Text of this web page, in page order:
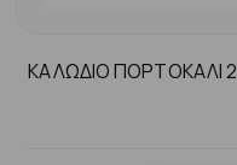
ΚΑΛΩΔΙΟ ΠΟΡΤΟΚΑΛΙ